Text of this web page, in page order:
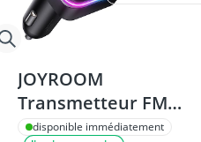
JOYROOM
Transmetteur FM
Bluetooth 5.4 pour
disponible immédiatement